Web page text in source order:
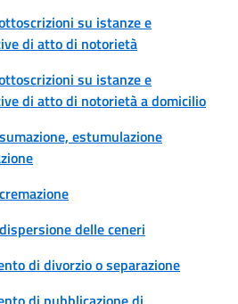
su istanze e
di atto di notorietà
su istanze e
di atto di notorietà a domicilio
estumulazione
delle ceneri
di divorzio o separazione